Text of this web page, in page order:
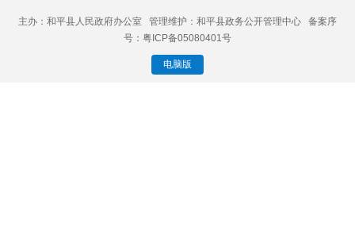
主办：和平县人民政府办公室 管理维护：和平县政务公开管理中心 备案序
号：粤ICP备05080401号
电脑版